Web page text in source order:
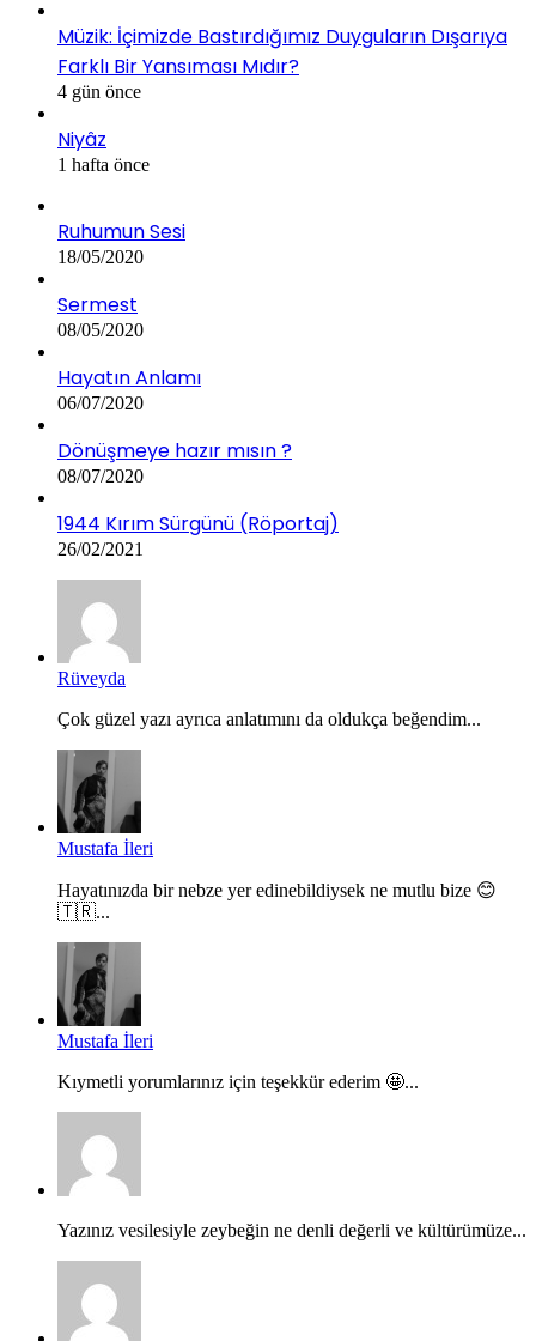
Müzik: İçimizde Bastırdığımız Duyguların Dışarıya
Farklı Bir Yansıması Mıdır?
4 gün önce
Niyâz
1 hafta önce
Ruhumun Sesi
18/05/2020
Sermest
08/05/2020
Hayatın Anlamı
06/07/2020
Dönüşmeye hazır mısın ?
08/07/2020
1944 Kırım Sürgünü (Röportaj)
26/02/2021
Rüveyda
Çok güzel yazı ayrıca anlatımını da oldukça beğendim...
Mustafa İleri
Hayatınızda bir nebze yer edinebildiysek ne mutlu bize 😊
🇹🇷...
Mustafa İleri
Kıymetli yorumlarınız için teşekkür ederim 🤩...
Yazınız vesilesiyle zeybeğin ne denli değerli ve kültürümüze...